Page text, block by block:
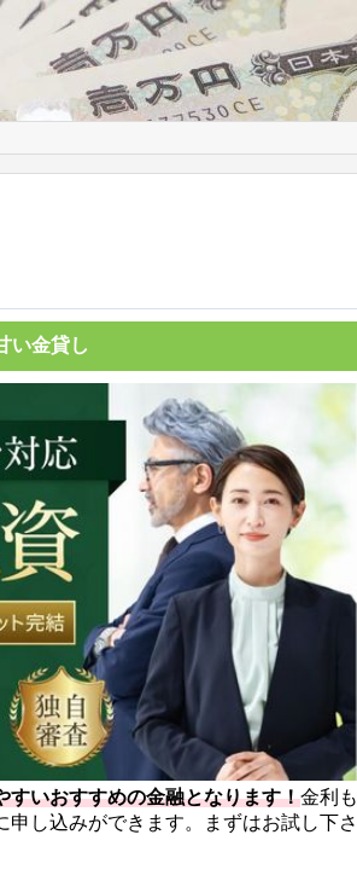
い金貸し
すいおすすめの金融となります！金利も
し込みができます。まずはお試し下さ